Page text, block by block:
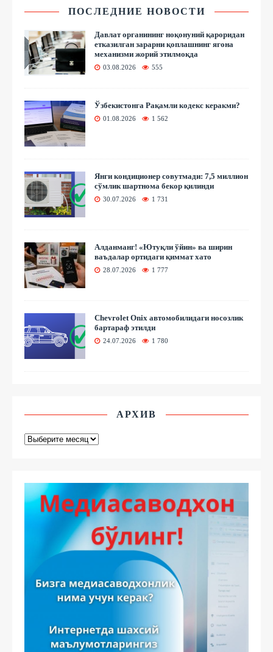
ПОСЛЕДНИЕ НОВОСТИ
Давлат органининг ноқонуний қароридан
етказилган зарарни қоплашнинг ягона
механизми жорий этилмоқда
03.08.2026 555
Ўзбекистонга Рақамли кодекс керакми?
01.08.2026 1 562
Янги кондиционер совутмади: 7,5 миллион
сўмлик шартнома бекор қилинди
30.07.2026 1 731
Алданманг! «Ютуқли ўйин» ва ширин
ваъдалар ортидаги қиммат хато
28.07.2026 1 777
Chevrolet Onix автомобилидаги носозлик
бартараф этилди
24.07.2026 1 780
АРХИВ